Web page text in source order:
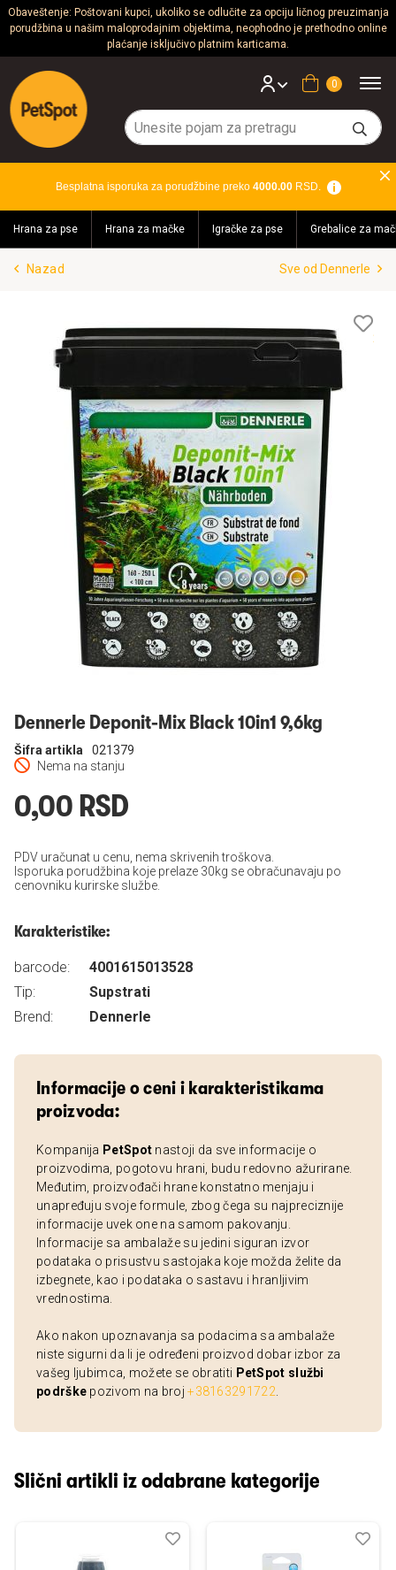
Obaveštenje: Poštovani kupci, ukoliko se odlučite za opciju ličnog preuzimanja
porudžbina u našim maloprodajnim objektima, neophodno je prethodno online
plaćanje isključivo platnim karticama.
Psi
Mačke
Glodari
Akvaristika
Teraristika
Brendovi
Korpa
Besplatna isporuka za porudžbine preko 4000.00RSD.
Hrana za pse Hrana za mačke Igračke za pse Grebalice za
Nazad Sve od Dennerle
Dennerle Deponit-Mix Black 10in1 9,6kg
Nema na stanju
Šifra artikla 021379
0,00 RSD
PDV uračunat u cenu, nema skrivenih troškova.
Isporuka porudžbina koje prelaze 30kg se obračunavaju po
cenovniku kurirske službe.
Karakteristike:
barcode:
4001615013528
Tip:
Supstrati
Brend:
Dennerle
Informacije o ceni i karakteristikama
proizvoda:
Kompanija PetSpot nastoji da sve informacije o
proizvodima, pogotovu hrani, budu redovno ažurirane.
Međutim, proizvođači hrane konstatno menjaju i
unapređuju svoje formule, zbog čega su najpreciznije
informacije uvek one na samom pakovanju.
Informacije sa ambalaže su jedini siguran izvor
podataka o prisustvu sastojaka koje možda želite da
izbegnete, kao i podataka o sastavu i hranljivim
vrednostima.
Ako nakon upoznavanja sa podacima sa ambalaže
niste sigurni da li je određeni proizvod dobar izbor za
vašeg ljubimca, možete se obratiti PetSpot službi
podrške pozivom na broj+38163291722
Slični artikli iz odabrane kategorije
Dodaj
Uporedi